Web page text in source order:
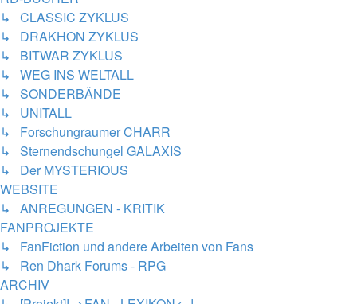
↳ CLASSIC ZYKLUS
↳ DRAKHON ZYKLUS
↳ BITWAR ZYKLUS
↳ WEG INS WELTALL
↳ SONDERBÄNDE
↳ UNITALL
↳ Forschungraumer CHARR
↳ Sternendschungel GALAXIS
↳ Der MYSTERIOUS
WEBSITE
↳ ANREGUNGEN - KRITIK
FANPROJEKTE
↳ FanFiction und andere Arbeiten von Fans
↳ Ren Dhark Forums - RPG
ARCHIV